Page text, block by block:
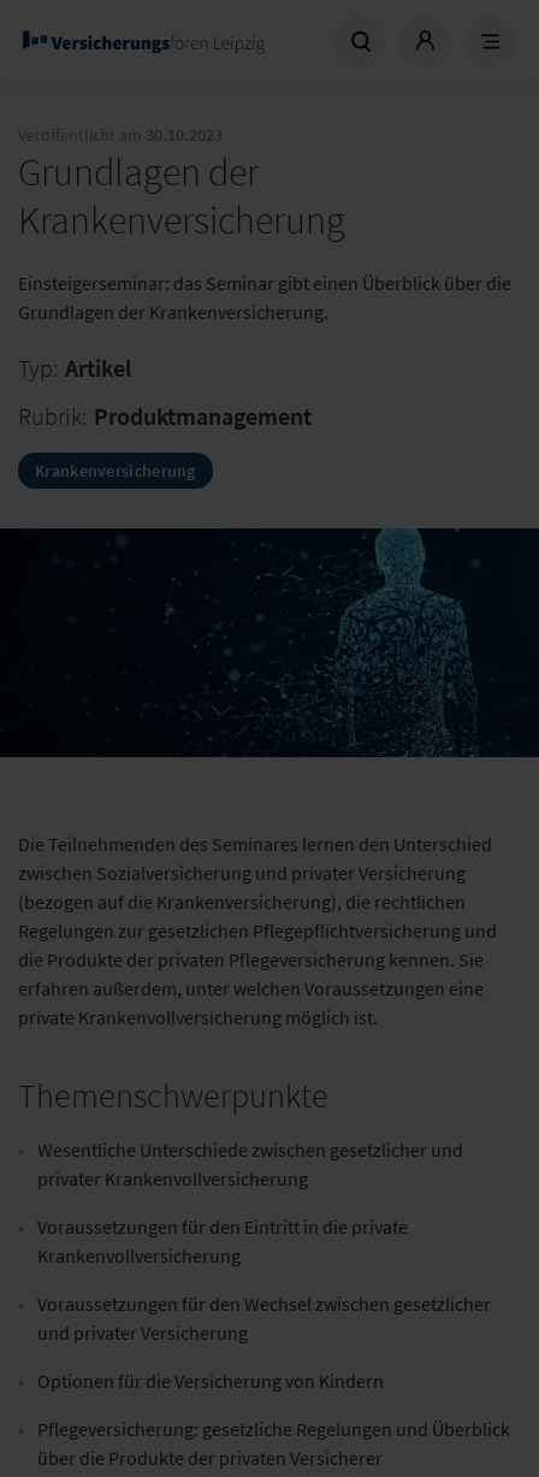
Veröffentlicht am 30.10.2023
Grundlagen der
Krankenversicherung
Einsteigerseminar: das Seminar gibt einen Überblick über die
Grundlagen der Krankenversicherung.
Typ: Artikel
Rubrik: Produktmanagement
Krankenversicherung
Die Teilnehmenden des Seminares lernen den Unterschied
zwischen Sozialversicherung und privater Versicherung
(bezogen auf die Krankenversicherung), die rechtlichen
Regelungen zur gesetzlichen Pflegepflichtversicherung und
die Produkte der privaten Pflegeversicherung kennen. Sie
erfahren außerdem, unter welchen Voraussetzungen eine
private Krankenvollversicherung möglich ist.
Themenschwerpunkte
Wesentliche Unterschiede zwischen gesetzlicher und
privater Krankenvollversicherung
Voraussetzungen für den Eintritt in die private
Krankenvollversicherung
Voraussetzungen für den Wechsel zwischen gesetzlicher
und privater Versicherung
Optionen für die Versicherung von Kindern
Pflegeversicherung: gesetzliche Regelungen und Überblick
über die Produkte der privaten Versicherer